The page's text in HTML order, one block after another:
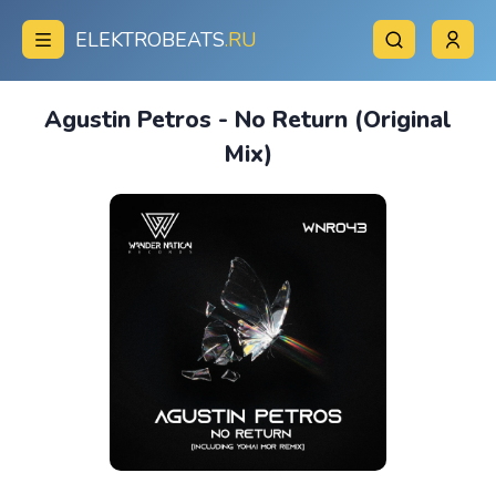
ELEKTROBEATS.RU
Agustin Petros - No Return (Original
Mix)